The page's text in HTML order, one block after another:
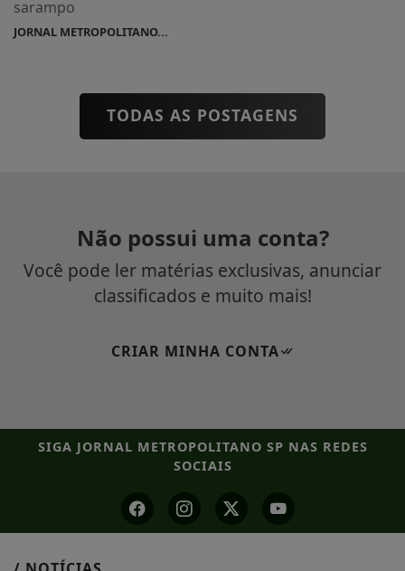
Você pode ler matérias exclusivas, anunciar
classificados e muito mais!
SOCIAIS
/ NOTÍCIAS
MUNDO